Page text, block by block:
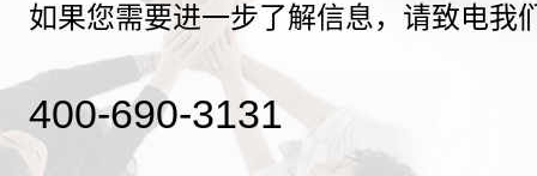
如果您需要进一步了解信息，请致电我
400-690-3131